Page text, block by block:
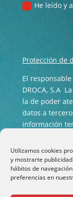
Utilizamos cookies
y mostrarte
hábitos de
preferencias en
He leído y
Protección de
El
DROCA, S.A
la de poder
datos a
información
de privacidad